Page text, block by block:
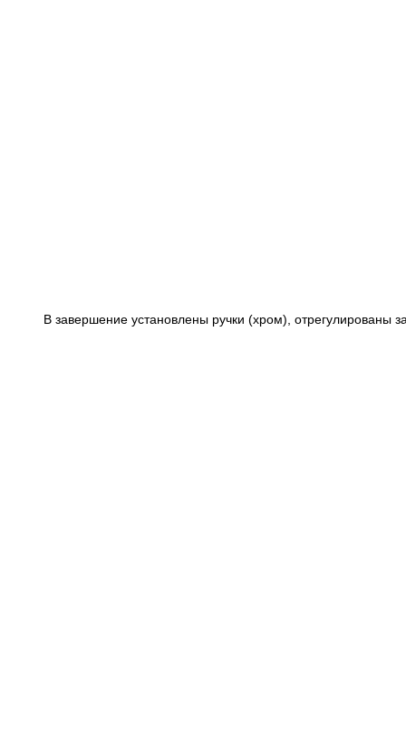
В завершение установлены ручки (хром), отрегулированы